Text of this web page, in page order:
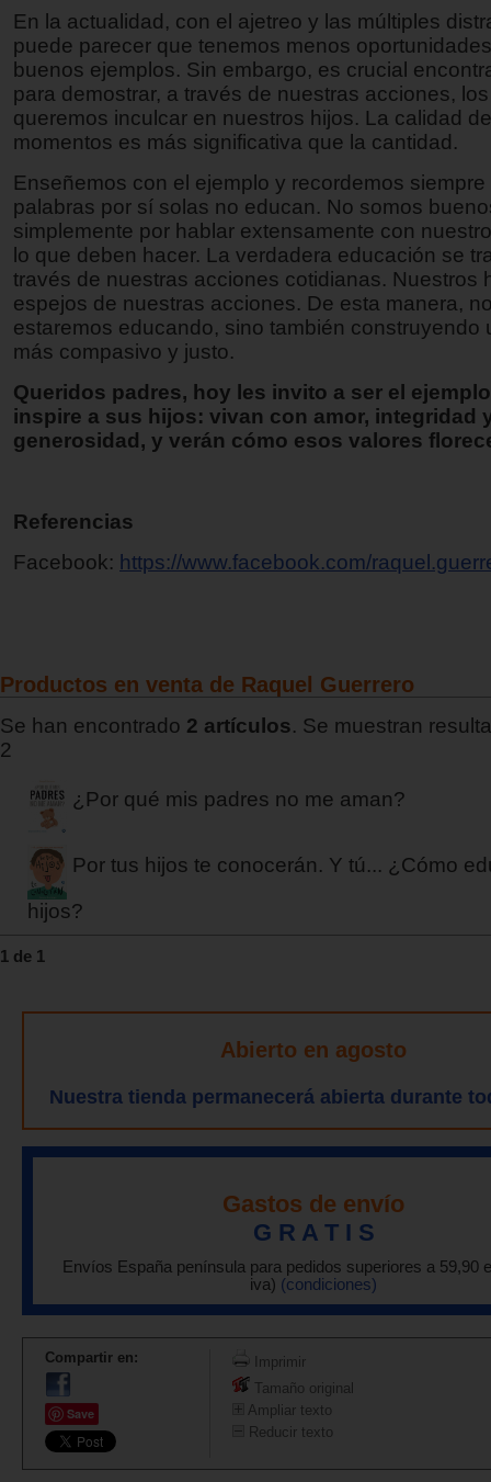
En la actualidad, con el ajetreo y las múltiples
puede parecer que tenemos menos
buenos ejemplos. Sin embargo, es crucial
para demostrar, a través de nuestras acciones,
queremos inculcar en nuestros hijos. La calidad
momentos es más significativa que la cantidad.
Enseñemos con el ejemplo y recordemos
palabras por sí solas no educan. No somos
simplemente por hablar extensamente con
lo que deben hacer. La verdadera educación se
través de nuestras acciones cotidianas. Nuestros
espejos de nuestras acciones. De esta manera,
estaremos educando, sino también construyendo
más compasivo y justo.
Queridos padres, hoy les invito a ser el
inspire a sus hijos: vivan con amor, integridad
generosidad, y verán cómo esos valores
Referencias
Facebook: https://www.facebook.com/
Productos en venta de Raquel Guerrero
Se han encontrado 2 artículos. Se muestran
2
¿Por qué mis padres no me aman?
Por tus hijos te conocerán. Y tú... ¿Cómo
hijos?
1 de 1
Abierto en agosto
Nuestra tienda permanecerá abierta durante
Gastos de envío
G R A T I S
Envíos España península para pedidos superiores a 59,90
iva) (condiciones)
Compartir en:
Save
Imprimir
Tamaño original
Ampliar texto
Reducir texto